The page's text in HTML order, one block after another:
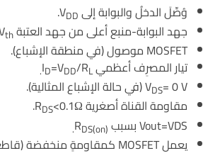
وُصِّلَ الدخلُ والبوابة إلى V DD
.
جهد البوابة-منبع أعلى من جهد العتبة Vth
MOSFET موصول (في منطقة الإشباع).
تيار المصرِف أعظمي I
D=VDD/RL
.
VDS= 0 V (في حالة الإشباع المثالية).
مقاومة القناة أصغرية R
DS<0.1Ω.
Vout=VDS بسبب R
DS(on)
.
يعمل MOSFET كمقاومةٍ منخفضة (قاطع مغلق).